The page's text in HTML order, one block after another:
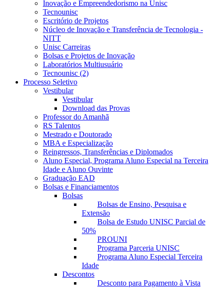
Inovação e Empreendedorismo na Unisc
Tecnounisc
Escritório de Projetos
Núcleo de Inovação e Transferência de Tecnologia -
NITT
Unisc Carreiras
Bolsas e Projetos de Inovação
Laboratórios Multiusuário
Tecnounisc (2)
Processo Seletivo
Vestibular
Vestibular
Download das Provas
Professor do Amanhã
RS Talentos
Mestrado e Doutorado
MBA e Especialização
Reingressos, Transferências e Diplomados
Aluno Especial, Programa Aluno Especial na Terceira
Idade e Aluno Ouvinte
Graduação EAD
Bolsas e Financiamentos
Bolsas
Bolsas de Ensino, Pesquisa e
Extensão
Bolsa de Estudo UNISC Parcial de
50%
PROUNI
Programa Parceria UNISC
Programa Aluno Especial Terceira
Idade
Descontos
Desconto para Pagamento à Vista